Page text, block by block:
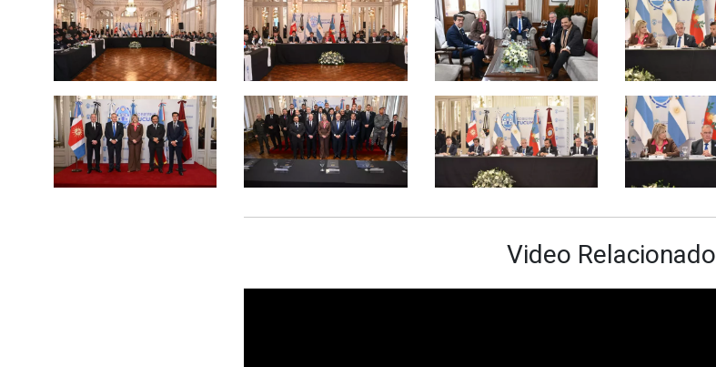
Video Relacionado